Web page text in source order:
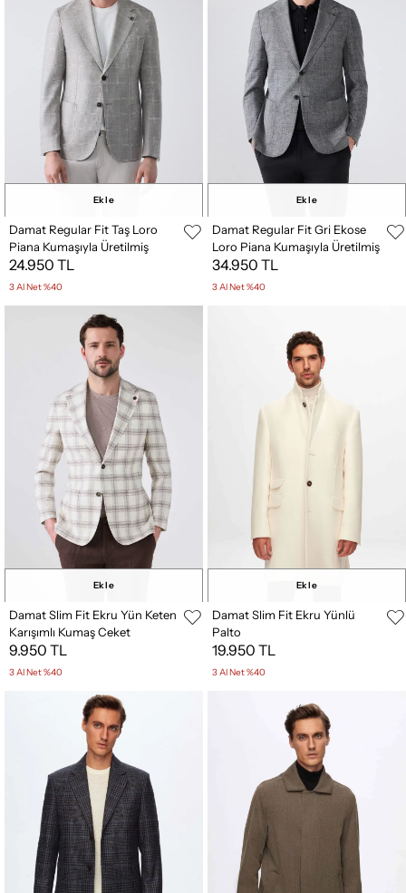
Ekle
Damat Regular Fit Taş Loro
Piana Kumaşıyla Üretilmiş
Keten Karışımlı Kumaş Ceket
24.950 TL
3 Al Net %40
Ekle
Damat Regular Fit Gri Ekose
Loro Piana Kumaşıyla Üretilmiş
Keten Karışımlı Kumaş Ceket
34.950 TL
3 Al Net %40
Ekle
Damat Slim Fit Ekru Yün Keten
Karışımlı Kumaş Ceket
9.950 TL
3 Al Net %40
Ekle
Damat Slim Fit Ekru Yünlü
Palto
19.950 TL
3 Al Net %40